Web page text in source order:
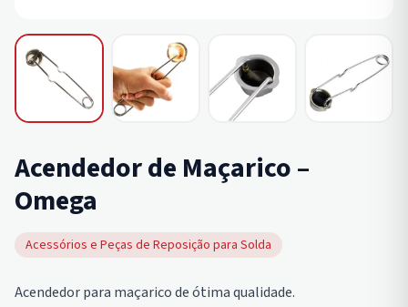
Acendedor de Maçarico –
Omega
Acessórios e Peças de Reposição para Solda
Acendedor para maçarico de ótima qualidade.